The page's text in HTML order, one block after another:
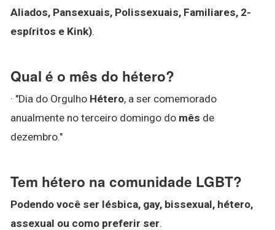
Aliados, Pansexuais, Polissexuais, Familiares, 2-
espíritos e Kink).
Qual é o mês do hétero?
· "Dia do Orgulho Hétero, a ser comemorado
anualmente no terceiro domingo do mês de
dezembro."
Tem hétero na comunidade LGBT?
Podendo você ser lésbica, gay, bissexual, hétero,
assexual ou como preferir ser.